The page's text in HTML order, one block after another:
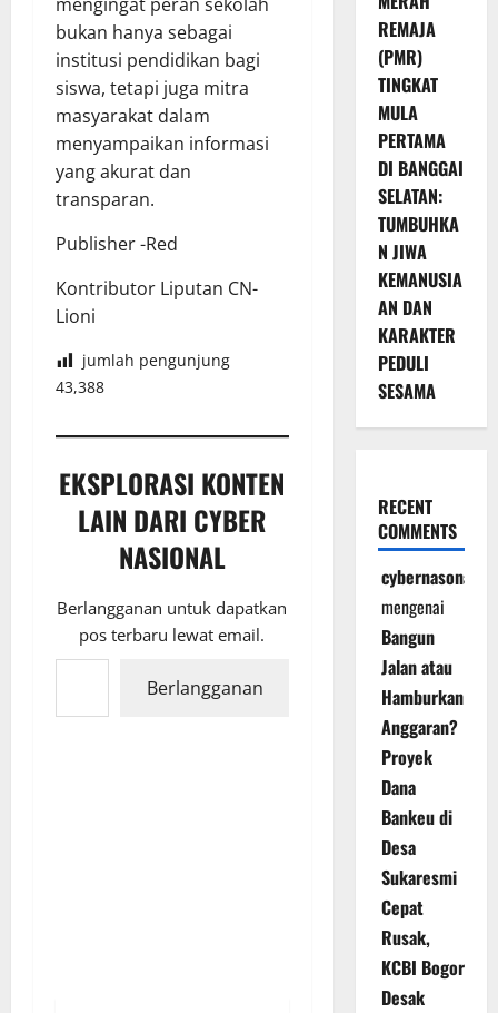
mengingat peran sekolah
bukan hanya sebagai
institusi pendidikan bagi
siswa, tetapi juga mitra
masyarakat dalam
menyampaikan informasi
yang akurat dan
transparan.
Publisher -Red
Kontributor Liputan CN-
Lioni
jumlah pengunjung
43,388
EKSPLORASI KONTEN
LAIN DARI CYBER
NASIONAL
Berlangganan untuk dapatkan
pos terbaru lewat email.
Ketikkan email Anda...
Berlangganan
REMAJA
(PMR)
TINGKAT
MULA
PERTAMA
DI BANGGAI
SELATAN:
TUMBUHKA
N JIWA
KEMANUSIA
AN DAN
KARAKTER
PEDULI
SESAMA
RECENT
COMMENTS
cybernasonal
mengenai
Bangun
Jalan atau
Hamburkan
Anggaran?
Proyek
Dana
Bankeu di
Desa
Sukaresmi
Cepat
Rusak,
KCBI Bogor
Desak